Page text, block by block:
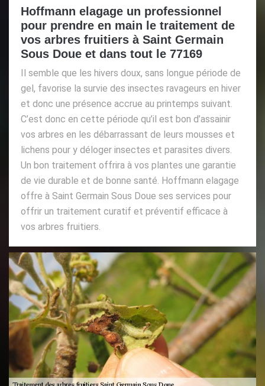
Hoffmann elagage un professionnel
pour prendre en main le traitement de
vos arbres fruitiers à Saint Germain
Sous Doue et dans tout le 77169
Il semble que les hivers doux, sans longue période de
gel, favorise la survie des insectes ravageurs en hiver
et donc une présence accrue au printemps suivant.
C’est donc en cette période qu’il est bon d’assainir
vos arbres en les débarrassant de leurs mousses et
lichens pour y déloger insectes et parasites divers.
Un bon traitement offrira à vos plantes une garantie
de vie durable et de bonne santé. Hoffmann elagage
offre à Saint Germain Sous Doue ses services pour
offrir un traitement curatif et préventif efficace à
vos arbres fruitiers.